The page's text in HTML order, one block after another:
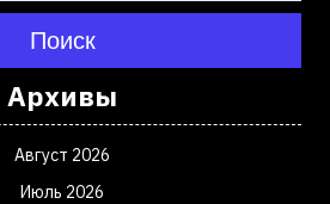
Поиск
Архивы
Август 2026
Июль 2026